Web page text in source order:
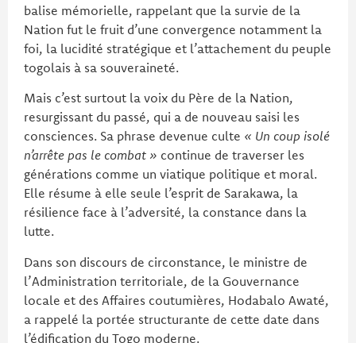
balise mémorielle, rappelant que la survie de la
Nation fut le fruit d’une convergence notamment la
foi, la lucidité stratégique et l’attachement du peuple
togolais à sa souveraineté.
Mais c’est surtout la voix du Père de la Nation,
resurgissant du passé, qui a de nouveau saisi les
consciences. Sa phrase devenue culte « Un coup isolé
n’arrête pas le combat » continue de traverser les
générations comme un viatique politique et moral.
Elle résume à elle seule l’esprit de Sarakawa, la
résilience face à l’adversité, la constance dans la
lutte.
Dans son discours de circonstance, le ministre de
l’Administration territoriale, de la Gouvernance
locale et des Affaires coutumières, Hodabalo Awaté,
a rappelé la portée structurante de cette date dans
l’édification du Togo moderne.